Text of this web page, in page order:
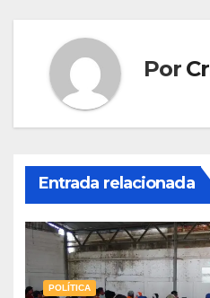
Por
Entrada relacionada
POLÍTICA